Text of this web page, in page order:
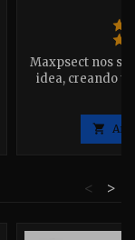
Maxpsect nos
idea, creando
permitirá a tus
y por otro
bacterias

>
<